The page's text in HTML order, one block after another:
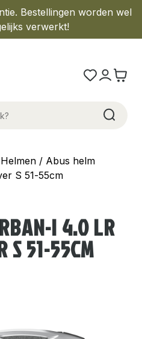
Bestellingen worden wel
verwerkt!
Helmen / Abus helm
S 51-55cm
I 4.0 LR
S 51-55CM